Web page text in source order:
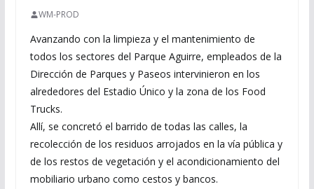
WM-PROD
Avanzando con la limpieza y el mantenimiento de
todos los sectores del Parque Aguirre, empleados de la
Dirección de Parques y Paseos intervinieron en los
alrededores del Estadio Único y la zona de los Food
Trucks.
Allí, se concretó el barrido de todas las calles, la
recolección de los residuos arrojados en la vía pública y
de los restos de vegetación y el acondicionamiento del
mobiliario urbano como cestos y bancos.